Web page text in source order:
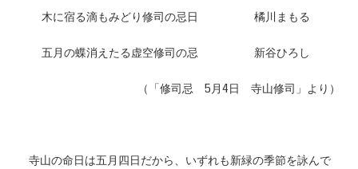
木に宿る滴もみどり修司の忌日 橘川まもる
五月の蝶消えたる虚空修司の忌 新谷ひろし
（「修司忌 5月4日 寺山修司」より）
寺山の命日は五月四日だから、いずれも新緑の季節を詠んで